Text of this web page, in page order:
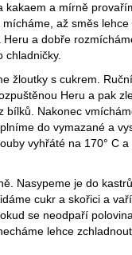
kakaem a mírně
až směs lehce
Heru a dobře
chladničky.
žloutky s cukrem.
Heru a pak
bílků. Nakonec
do vymazané a
vyhřáté na 170° C
Nasypeme je do
cukr a skořici a
se neodpaří
lehce